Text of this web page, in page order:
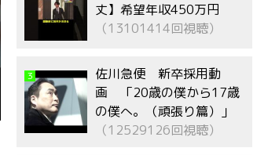
丈】希望年収450万円
（13101414回視聴）
3
佐川急便 新卒採用動
画 「20歳の僕から17歳
の僕へ。（頑張り篇）」
（12529126回視聴）